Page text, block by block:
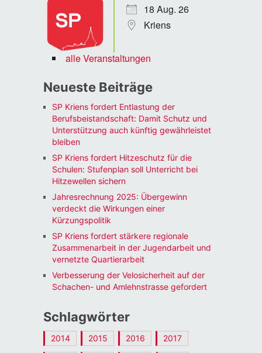
18 Aug. 26
Kriens
alle Veranstaltungen
Neueste Beiträge
SP Kriens fordert Entlastung der
Berufsbeistandschaft: Damit Schutz und
Unterstützung auch künftig gewährleistet
bleiben
SP Kriens fordert Hitzeschutz für die
Schulen: Stufenplan soll Unterricht bei
Hitzewellen sichern
Jahresrechnung 2025: Übergewinn
verdeckt die Wirkungen einer
Kürzungspolitik
SP Kriens fordert stärkere regionale
Zusammenarbeit in der Jugendarbeit und
vernetzte Quartierarbeit
Verbesserung der Velosicherheit auf der
Schachen- und Amlehnstrasse gefordert
Schlagwörter
2014 2015 2016 2017